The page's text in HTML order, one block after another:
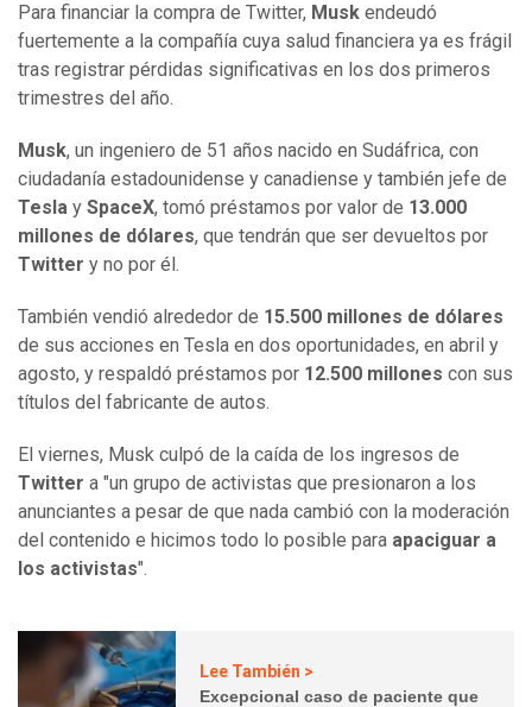
Para financiar la compra de Twitter, Musk endeudó
fuertemente a la compañía cuya salud financiera ya es frágil
tras registrar pérdidas significativas en los dos primeros
trimestres del año.
Musk, un ingeniero de 51 años nacido en Sudáfrica, con
ciudadanía estadounidense y canadiense y también jefe de
Tesla y SpaceX, tomó préstamos por valor de 13.000
millones de dólares, que tendrán que ser devueltos por
Twitter y no por él.
También vendió alrededor de 15.500 millones de dólares
de sus acciones en Tesla en dos oportunidades, en abril y
agosto, y respaldó préstamos por 12.500 millones con sus
títulos del fabricante de autos.
El viernes, Musk culpó de la caída de los ingresos de
Twitter a "un grupo de activistas que presionaron a los
anunciantes a pesar de que nada cambió con la moderación
del contenido e hicimos todo lo posible para apaciguar a
los activistas".
Lee También >
Excepcional caso de paciente que